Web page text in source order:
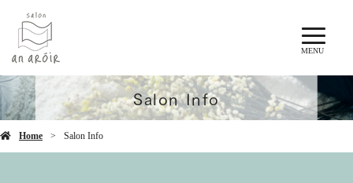
MENU
Salon Info
Home Salon Info